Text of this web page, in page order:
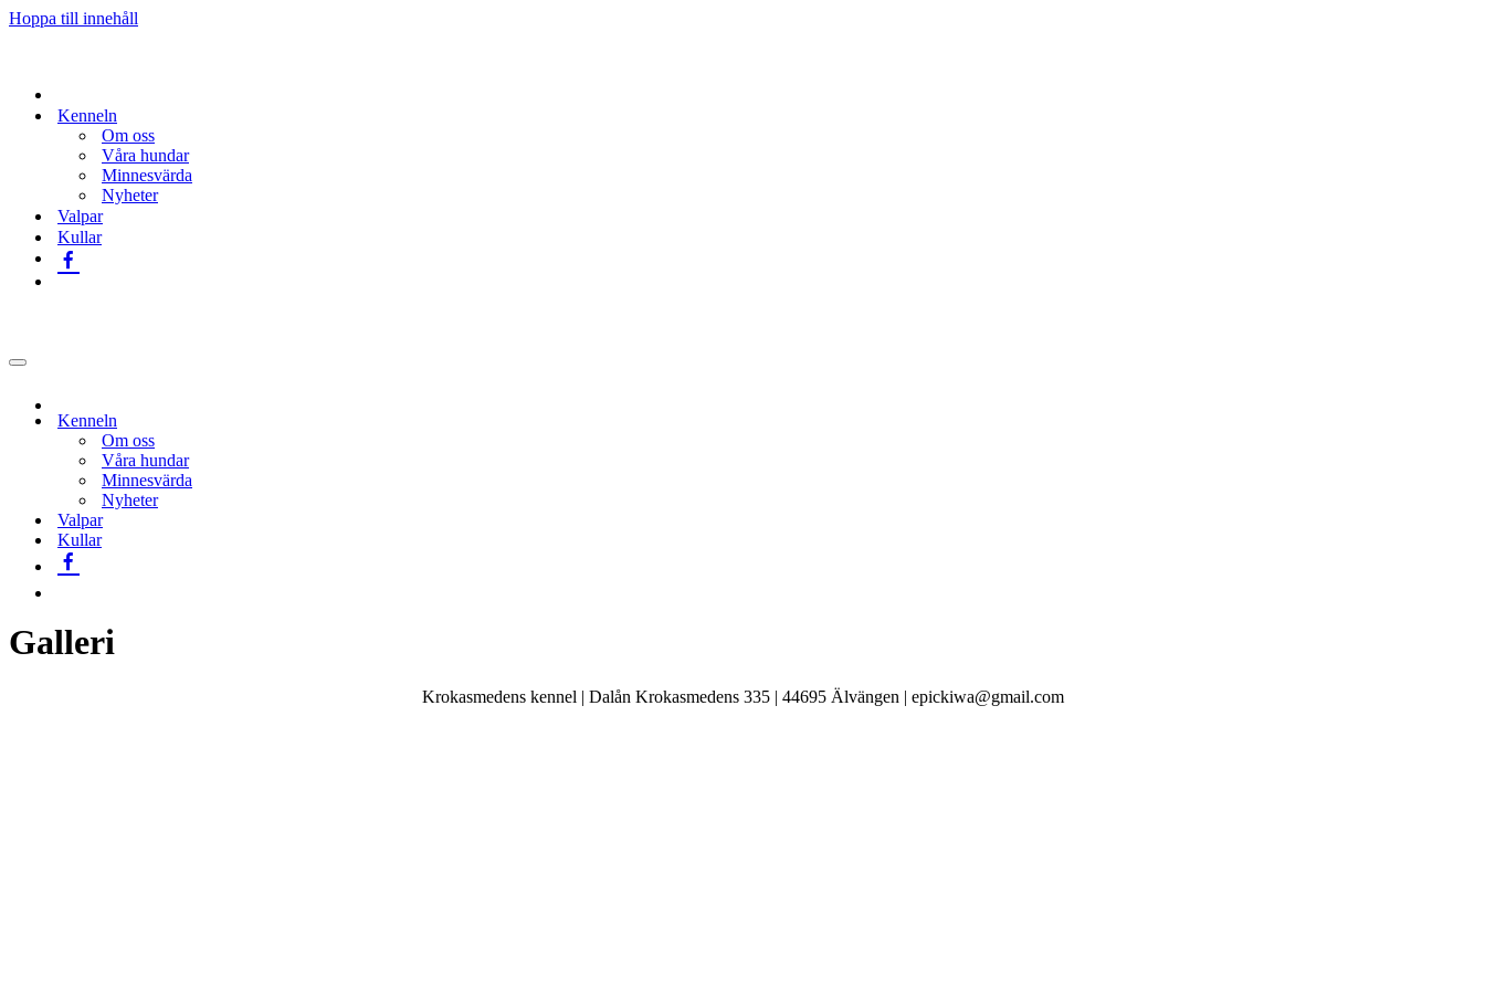
Hoppa till innehåll
Kenneln
Om oss
Våra hundar
Minnesvärda
Nyheter
Valpar
Kullar
Navigeringsmeny
Kenneln
Om oss
Våra hundar
Minnesvärda
Nyheter
Valpar
Kullar
Galleri
Krokasmedens kennel | Dalån Krokasmedens 335 | 44695 Älvängen | epickiwa@gmail.com